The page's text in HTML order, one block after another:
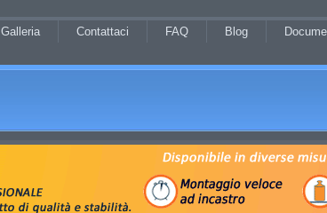
Galleria Contattaci FAQ Blog